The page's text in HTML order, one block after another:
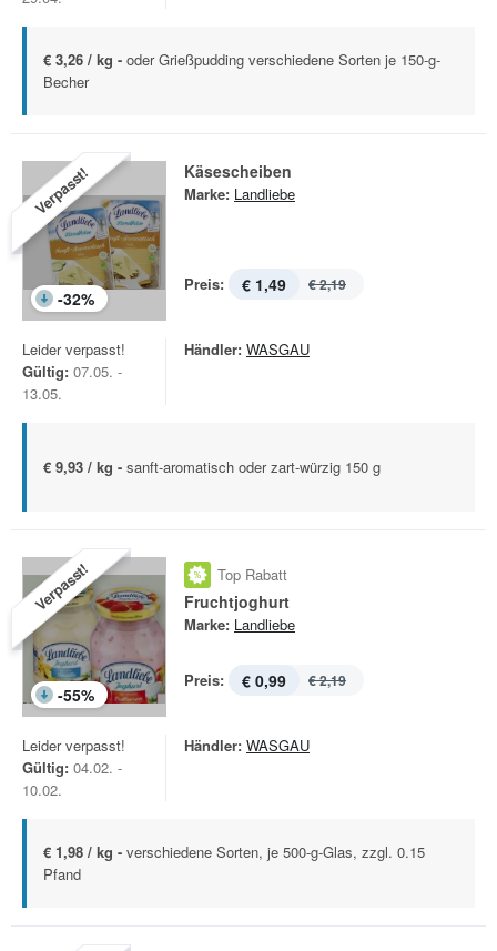
€ 3,26 / kg - oder Grießpudding verschiedene Sorten je 150-g-
Becher
Verpasst!
-32%
Käsescheiben
Marke: Landliebe
Preis: € 1,49 € 2,19
Leider verpasst!
Gültig: 07.05. -
13.05.
Händler: WASGAU
€ 9,93 / kg - sanft-aromatisch oder zart-würzig 150 g
Verpasst!
-55%
Top Rabatt
Fruchtjoghurt
Marke: Landliebe
Preis: € 0,99 € 2,19
Leider verpasst!
Gültig: 04.02. -
10.02.
Händler: WASGAU
€ 1,98 / kg - verschiedene Sorten, je 500-g-Glas, zzgl. 0.15
Pfand